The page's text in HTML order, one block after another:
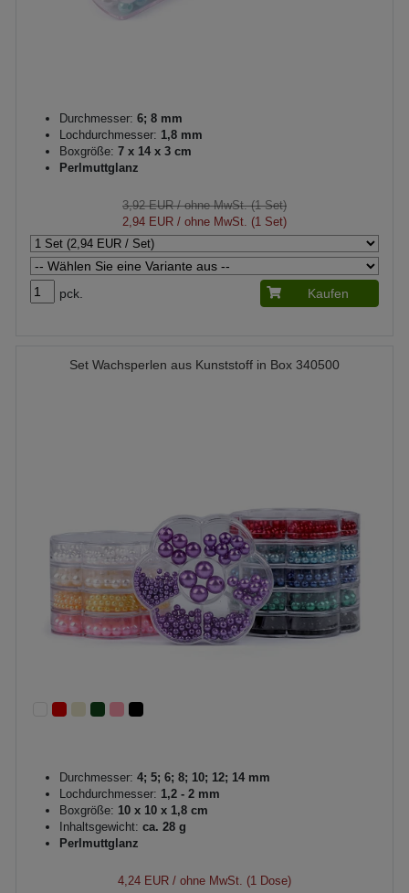
Durchmesser: 6; 8 mm
Lochdurchmesser: 1,8 mm
Boxgröße: 7 x 14 x 3 cm
Perlmuttglanz
3,92 EUR/ ohne MwSt. (1 Set)
2,94 EUR / ohne MwSt. (1 Set)
pck. Kaufen
Set Wachsperlen aus Kunststoff in Box 340500
Durchmesser: 4; 5; 6; 8; 10; 12; 14 mm
Lochdurchmesser: 1,2 - 2 mm
Boxgröße: 10 x 10 x 1,8 cm
Inhaltsgewicht: ca. 28 g
Perlmuttglanz
4,24 EUR / ohne MwSt. (1 Dose)